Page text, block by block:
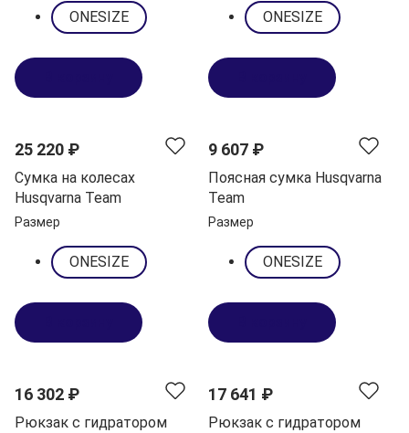
ONESIZE ONESIZE
25 220 ₽
Сумка на колесах
Husqvarna Team
Размер
ONESIZE
9 607 ₽
Поясная сумка Husqvarna
Team
Размер
ONESIZE
16 302 ₽
Рюкзак с гидратором
NEW
17 641 ₽
Рюкзак с гидратором